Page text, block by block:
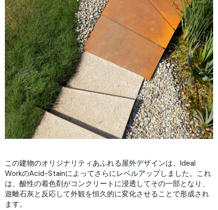
この建物のオリジナリティあふれる屋外デザインは、Ideal
WorkのAcid-Stainによってさらにレベルアップしました。これ
は、酸性の着色剤がコンクリートに浸透してその一部となり、
遊離石灰と反応して外観を恒久的に変化させることで形成され
ます。